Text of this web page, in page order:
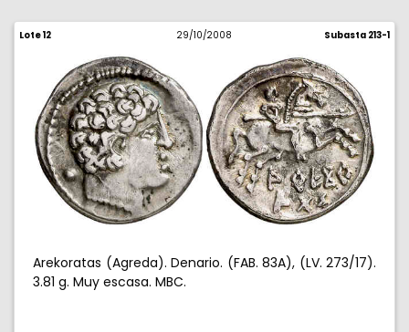
Lote 12 29/10/2008 Subasta 213-1
Arekoratas (Agreda). Denario. (FAB. 83A), (LV. 273/17).
3.81 g. Muy escasa. MBC.